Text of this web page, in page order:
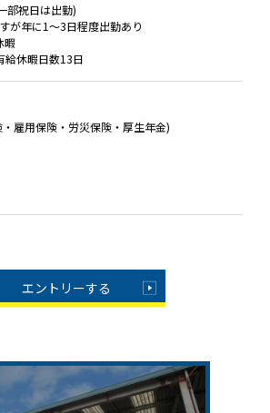
部祝日は出勤)
が年に1〜3日程度出勤あり
暇
休暇日数13日
雇用保険・労災保険・厚生年金)
エントリーする